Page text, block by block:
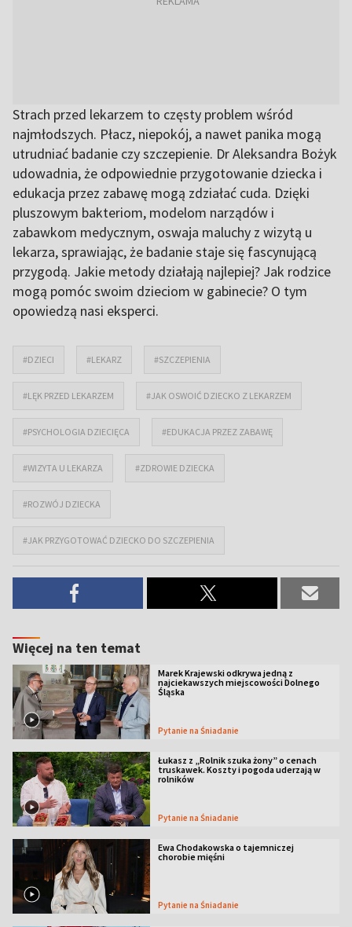
Strach przed lekarzem to częsty problem wśród
najmłodszych. Płacz, niepokój, a nawet panika mogą
utrudniać badanie czy szczepienie. Dr Aleksandra Bożyk
udowadnia, że odpowiednie przygotowanie dziecka i
edukacja przez zabawę mogą zdziałać cuda. Dzięki
pluszowym bakteriom, modelom narządów i
zabawkom medycznym, oswaja maluchy z wizytą u
lekarza, sprawiając, że badanie staje się fascynującą
przygodą. Jakie metody działają najlepiej? Jak rodzice
mogą pomóc swoim dzieciom w gabinecie? O tym
opowiedzą nasi eksperci.
#DZIECI #LEKARZ #SZCZEPIENIA
#LĘK PRZED LEKARZEM #JAK OSWOIĆ DZIECKO Z LEKARZEM
#PSYCHOLOGIA DZIECIĘCA #EDUKACJA PRZEZ ZABAWĘ
#WIZYTA U LEKARZA #ZDROWIE DZIECKA
#ROZWÓJ DZIECKA
#JAK PRZYGOTOWAĆ DZIECKO DO SZCZEPIENIA
Więcej na ten temat
Marek Krajewski odkrywa jedną z
najciekawszych miejscowości Dolnego
Śląska
Pytanie na Śniadanie
Łukasz z „Rolnik szuka żony” o cenach
truskawek. Koszty i pogoda uderzają w
rolników
Pytanie na Śniadanie
Ewa Chodakowska o tajemniczej
chorobie mięśni
Pytanie na Śniadanie